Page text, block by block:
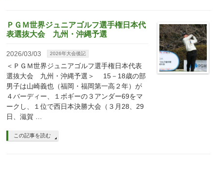
ＰＧＭ世界ジュニアゴルフ選手権日本代
表選抜大会 九州・沖縄予選
2026/03/03 2026年大会後記
＜ＰＧＭ世界ジュニアゴルフ選手権日本代表
選抜大会 九州・沖縄予選＞ 15－18歳の部
男子は山崎義也（福岡・福岡第一高２年）が
４バーディー、１ボギーの３アンダー69をマ
ークし、１位で西日本決勝大会（３月28、29
日、滋賀 …
この記事を読む